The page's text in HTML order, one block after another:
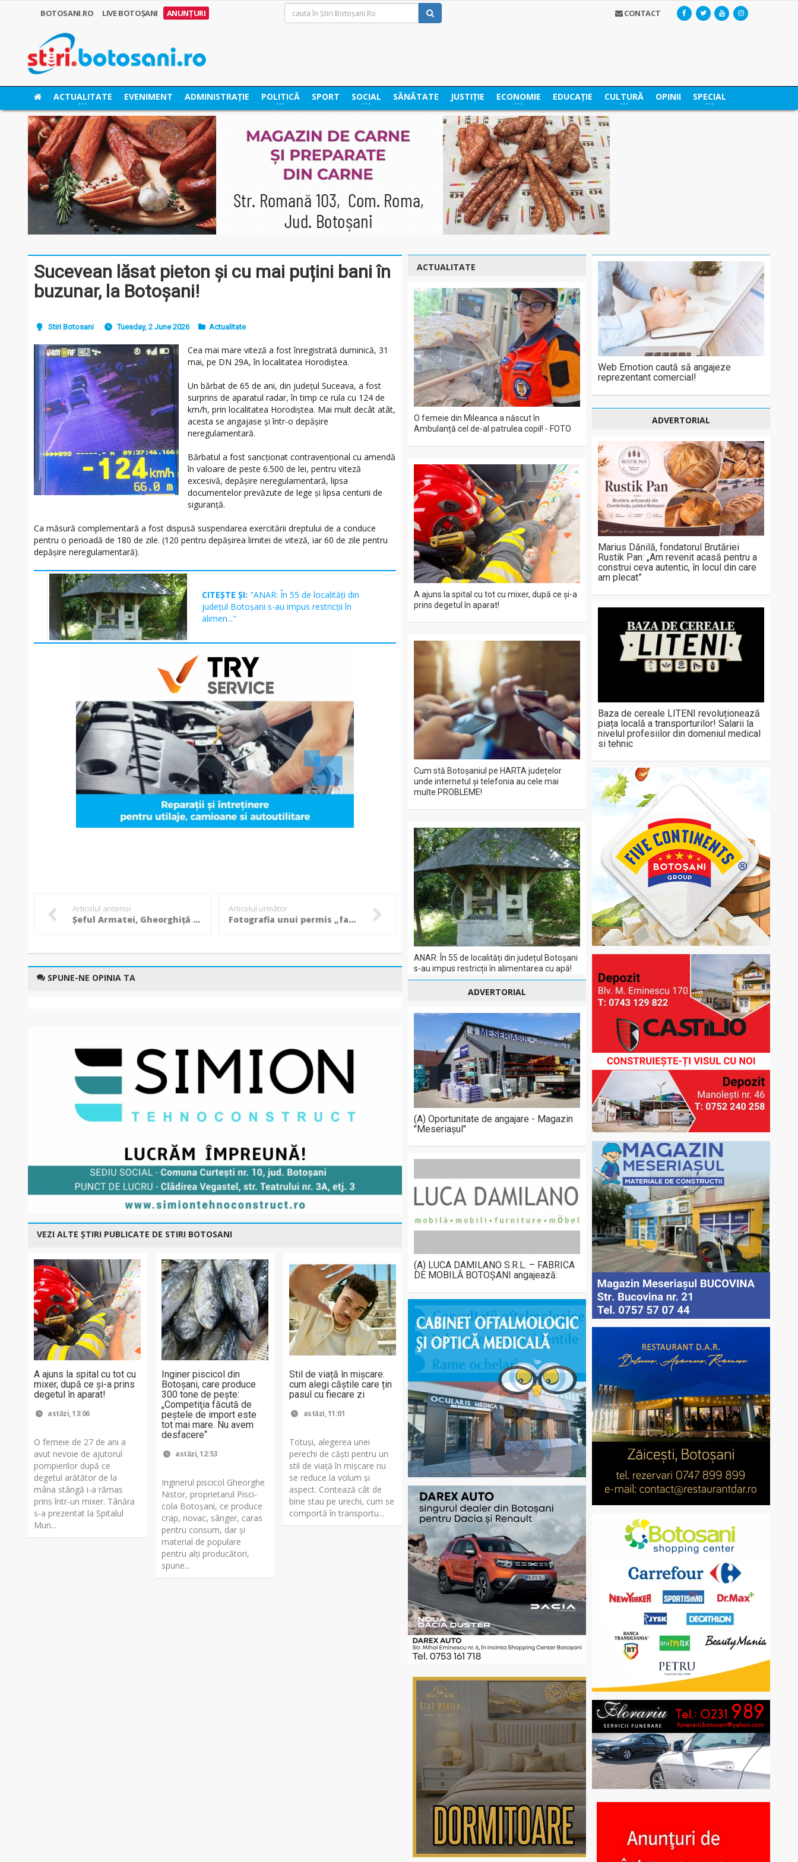
BOTOSANI.RO LIVE BOTOȘANI ANUNȚURI CONTACT
ACTUALITATE EVENIMENT ADMINISTRAȚIE POLITICĂ SPORT SOCIAL SĂNĂTATE JUSTIȚIE ECONOMIE EDUCAȚIE CULTURĂ OPINII SPECIAL
Sucevean lăsat pieton și cu mai puțini bani în
buzunar, la Botoșani!
Stiri Botosani Tuesday, 2 June 2026 Actualitate
Cea mai mare viteză a fost înregistrată duminică, 31
mai, pe DN 29A, în localitatea Horodiștea.
Un bărbat de 65 de ani, din județul Suceava, a fost
surprins de aparatul radar, în timp ce rula cu 124 de
km/h, prin localitatea Horodiștea. Mai mult decât atât,
acesta se angajase și într-o depășire
neregulamentară.
Bărbatul a fost sancționat contravențional cu amendă
în valoare de peste 6.500 de lei, pentru viteză
excesivă, depășire neregulamentară, lipsa
documentelor prevăzute de lege și lipsa centurii de
siguranță.
Ca măsură complementară a fost dispusă suspendarea exercitării dreptului de a conduce
pentru o perioadă de 180 de zile. (120 pentru depășirea limitei de viteză, iar 60 de zile pentru
depășire neregulamentară).
CITEȘTE ȘI: "ANAR: În 55 de localități din
județul Botoșani s-au impus restricții în
alimen..."
Articolul anterior
Șeful Armatei, Gheorghiță Vlad, audiat la DNA într-un dosar de corupție!
Articolul următor
Fotografia unui permis „fabricat” pe calculator, prezentată la controlul de frontieră!
SPUNE-NE OPINIA TA
VEZI ALTE ȘTIRI PUBLICATE DE STIRI BOTOSANI
A ajuns la spital cu tot cu
mixer, după ce și-a prins
degetul în aparat!
astăzi, 13:06
O femeie de 27 de ani a
avut nevoie de ajutorul
pompierilor după ce
degetul arătător de la
mâna stângă i-a rămas
prins într-un mixer. Tânăra
s-a prezentat la Spitalul
Mun...
Inginer piscicol din
Botoşani, care produce
300 tone de peşte:
„Competiţia făcută de
peştele de import este
tot mai mare. Nu avem
desfacere“
astăzi, 12:53
Inginerul piscicol Gheorghe
Nistor, proprietarul Pis­ci­
cola Botoşani, ce produce
crap, novac, sânger, caras
pentru consum, dar şi
material de populare
pentru alţi producători,
spune...
Stil de viață în mișcare:
cum alegi căștile care țin
pasul cu fiecare zi
astăzi, 11:01
Totuși, alegerea unei
perechi de căști pentru un
stil de viață în mișcare nu
se reduce la volum și
aspect. Contează cât de
bine stau pe urechi, cum se
comportă în transportu...
ACTUALITATE
O femeie din Mileanca a născut în
Ambulanță cel de-al patrulea copil! - FOTO
A ajuns la spital cu tot cu mixer, după ce și-a
prins degetul în aparat!
Cum stă Botoșaniul pe HARTA județelor
unde internetul și telefonia au cele mai
multe PROBLEME!
ANAR: În 55 de localități din județul Botoșani
s-au impus restricții în alimentarea cu apă!
ADVERTORIAL
(A) Oportunitate de angajare - Magazin
"Meseriașul"
(A) LUCA DAMILANO S.R.L. – FABRICA
DE MOBILĂ BOTOȘANI angajează:
Web Emotion caută să angajeze
reprezentant comercial!
ADVERTORIAL
Marius Dănilă, fondatorul Brutăriei
Rustik Pan: „Am revenit acasă pentru a
construi ceva autentic, în locul din care
am plecat”
Baza de cereale LITENI revoluționează
piața locală a transporturilor! Salarii la
nivelul profesiilor din domeniul medical
si tehnic